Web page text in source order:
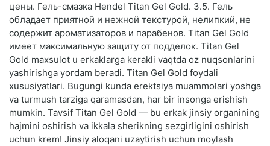
цены. Гель-смазка Hendel Titan Gel Gold. 3.5. Гель
обладает приятной и нежной текстурой, нелипкий, не
содержит ароматизаторов и парабенов. Titan Gel Gold
имеет максимальную защиту от подделок. Titan Gel
Gold maxsulot u erkaklarga kerakli vaqtda oz nuqsonlarini
yashirishga yordam beradi. Titan Gel Gold foydali
xususiyatlari. Bugungi kunda erektsiya muammolari yoshga
va turmush tarziga qaramasdan, har bir insonga erishish
mumkin. Tavsif Titan Gel Gold — bu erkak jinsiy organining
hajmini oshirish va ikkala sherikning sezgirligini oshirish
uchun krem! Jinsiy aloqani uzaytirish uchun moylash